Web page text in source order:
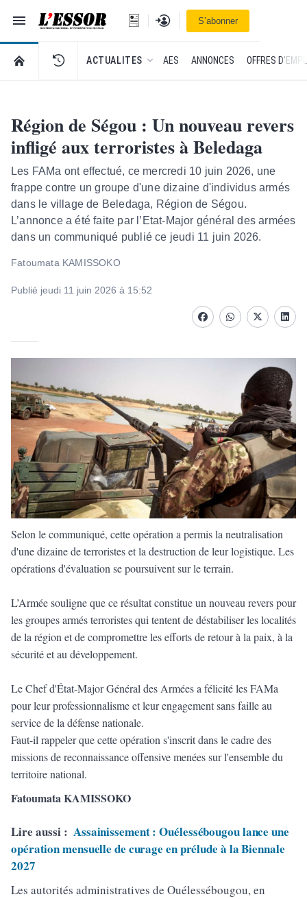
Navigation
L'Essor - retour à la une
Se connecterS’abonner
RETOUR À LA PAGE D’ACCUEIL DE L'ESSOR
ACTUALITES AES ANNONCES OFFRES
Région de Ségou : Un nouveau revers
infligé aux terroristes à Beledaga
Les FAMa ont effectué, ce mercredi 10 juin 2026, une
frappe contre un groupe d'une dizaine d'individus armés
dans le village de Beledaga, Région de Ségou.
L’annonce a été faite par l’Etat-Major général des armées
dans un communiqué publié ce jeudi 11 juin 2026.
Fatoumata KAMISSOKO
Publié jeudi 11 juin 2026 à 15:52
FacebookwhatsappTwitter
Selon le communiqué, cette opération a permis la neutralisation
d'une dizaine de terroristes et la destruction de leur logistique. Les
opérations d'évaluation se poursuivent sur le terrain.
L’Armée souligne que ce résultat constitue un nouveau revers pour
les groupes armés terroristes qui tentent de déstabiliser les localités
de la région et de compromettre les efforts de retour à la paix, à la
sécurité et au développement.
Le Chef d'État-Major Général des Armées a félicité les FAMa
pour leur professionnalisme et leur engagement sans faille au
service de la défense nationale.
Faut-il rappeler que cette opération s'inscrit dans le cadre des
missions de reconnaissance offensive menées sur l'ensemble du
territoire national.
Fatoumata KAMISSOKO
Lire aussi : Assainissement : Ouélessébougou lance une
opération mensuelle de curage en prélude à la Biennale
2027
Les autorités administratives de Ouélessébougou, en